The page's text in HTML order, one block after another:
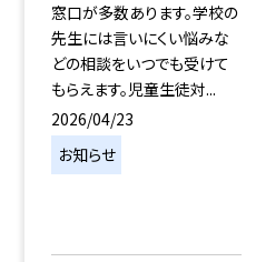
窓口が多数あります。学校の
先生には言いにくい悩みな
どの相談をいつでも受けて
もらえます。児童生徒対...
2026/04/23
お知らせ